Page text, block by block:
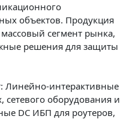
объектов. Продукция
сегмент рынка,
решения для защиты
Линейно-интерактивные
оборудования и
DC ИБП для роутеров,